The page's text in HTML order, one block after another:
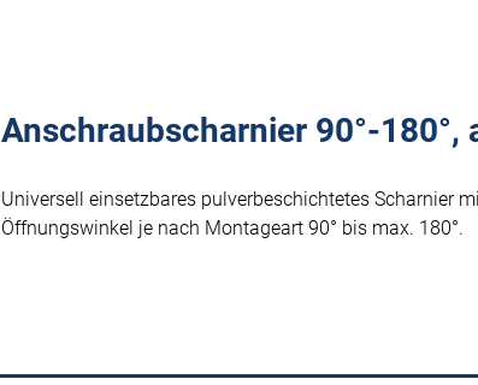
Anschraubscharnier 90°-180°,
Universell einsetzbares pulverbeschichtetes Scharnier
Öffnungswinkel je nach Montageart 90° bis max. 180°.